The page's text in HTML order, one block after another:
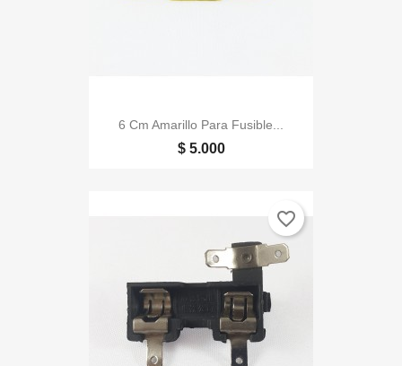
6 Cm Amarillo Para Fusible...
$ 5.000
favorite_border